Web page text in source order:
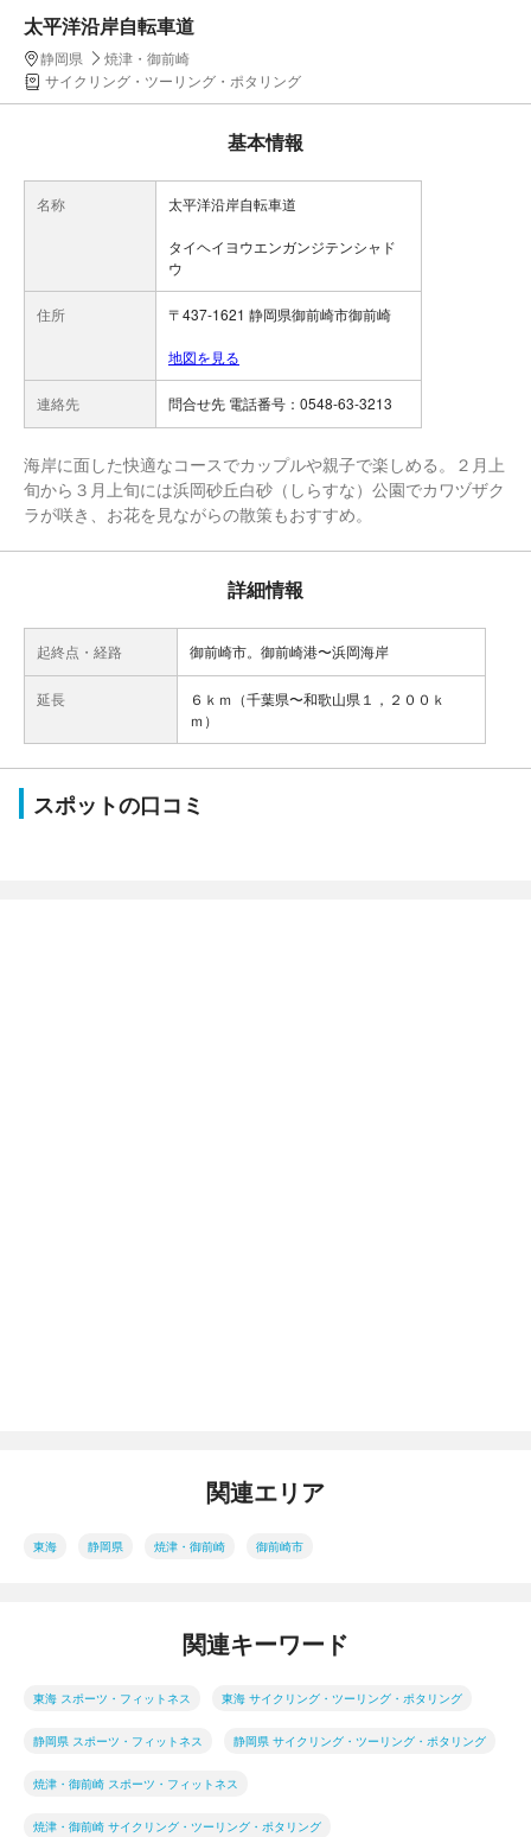
太平洋沿岸自転車道
静岡県
焼津・御前崎
サイクリング・ツーリング・ポタリング
基本情報
名称 太平洋沿岸自転車道
タイヘイヨウエンガンジテンシャド
ウ
住所 〒437-1621 静岡県御前崎市御前崎
地図を見る
連絡先 問合せ先 電話番号：0548-63-3213
海岸に面した快適なコースでカップルや親子で楽しめる。２月上
旬から３月上旬には浜岡砂丘白砂（しらすな）公園でカワヅザク
ラが咲き、お花を見ながらの散策もおすすめ。
詳細情報
起終点・経路 御前崎市。御前崎港〜浜岡海岸
延長
６ｋｍ（千葉県〜和歌山県１，２００ｋ
ｍ）
スポットの口コミ
関連エリア
東海 静岡県 焼津・御前崎 御前崎市
関連キーワード
東海 スポーツ・フィットネス 東海 サイクリング・ツーリング・ポタリング
静岡県 スポーツ・フィットネス 静岡県 サイクリング・ツーリング・ポタリング
焼津・御前崎 スポーツ・フィットネス
焼津・御前崎 サイクリング・ツーリング・ポタリング